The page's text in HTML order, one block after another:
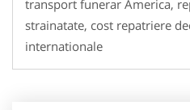
transport funerar America,
strainatate, cost repatriere
internationale